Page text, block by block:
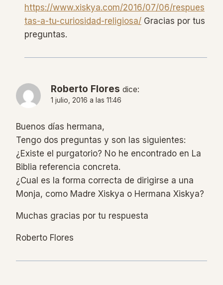
https://www.xiskya.com/2016/07/06/respues
tas-a-tu-curiosidad-religiosa/ Gracias por tus
preguntas.
Roberto Flores dice:
1 julio, 2016 a las 11:46
Buenos días hermana,
Tengo dos preguntas y son las siguientes:
¿Existe el purgatorio? No he encontrado en La
Biblia referencia concreta.
¿Cual es la forma correcta de dirigirse a una
Monja, como Madre Xiskya o Hermana Xiskya?
Muchas gracias por tu respuesta
Roberto Flores